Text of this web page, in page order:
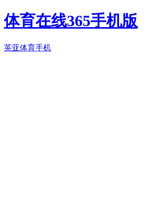
体育在线365手机版
英亚体育手机